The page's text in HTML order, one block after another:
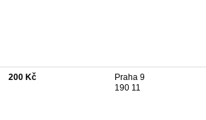
200 Kč
Praha 9
190 11